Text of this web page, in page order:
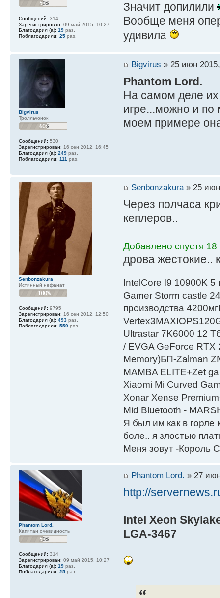
Значит допилили
Вообще меня
удивила
Сообщений: 314
Зарегистрирован: 09 май 2015, 10:27
Благодарил (а): 19 раз.
Поблагодарили: 25 раз.
Bigvirus » 25 июн
Phantom Lord.
На самом деле
игре...можно и
моем примере
Bigvirus
Тролльчонок
Сообщений: 530
Зарегистрирован: 16 сен 2012, 16:45
Благодарил (а): 249 раз.
Поблагодарили: 111 раз.
Senbonzakura» 25 июн
Через полчаса
кеплеров..
Добавлено спустя 18
дрова жестокие..
IntelСore I9 10900K 5
Gamer Storm castle
производства
Ultrastar 7K6000 12
/ EVGA GeForce RTX
Мemory)БП-Zalman
MAMBA ELITE+Zet
Xiaomi Mi Curved
Xonar Xense
Mid Bluetooth -
Я был им как в горле
боле.. я злостью
Меня зовут -Король
Senbonzakura
Истинный нефанат
Сообщений: 9795
Зарегистрирован: 16 сен 2012, 12:50
Благодарил (а): 493 раз.
Поблагодарили: 559 раз.
Phantom Lord. » 27
http://
Intel Xeon
LGA-3467
Phantom Lord.
Капитан очевидность
Сообщений: 314
Зарегистрирован: 09 май 2015, 10:27
Благодарил (а): 19 раз.
Поблагодарили: 25 раз.